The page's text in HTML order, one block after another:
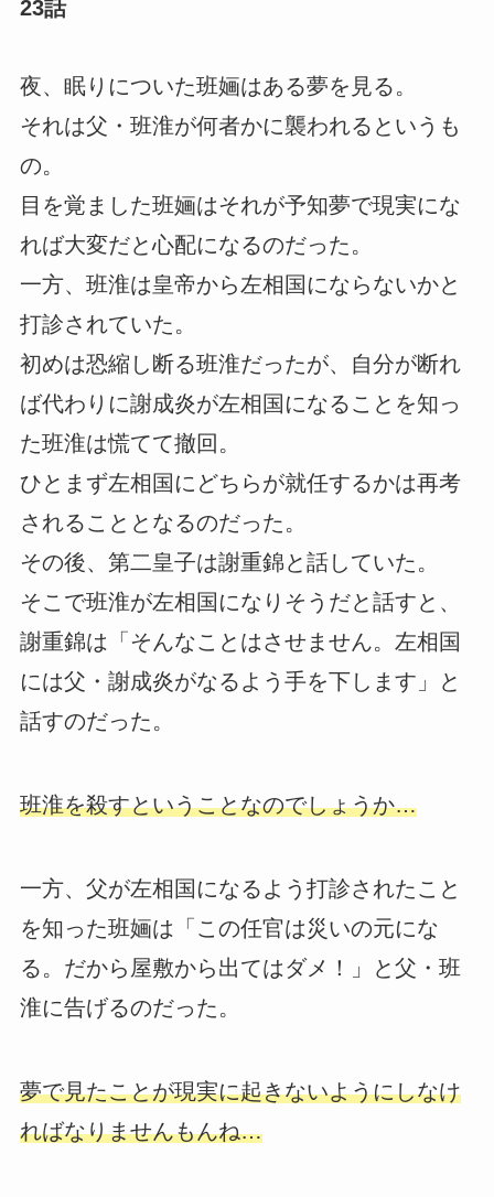
23話
夜、眠りについた班婳はある夢を見る。
それは父・班淮が何者かに襲われるというも
の。
目を覚ました班婳はそれが予知夢で現実にな
れば大変だと心配になるのだった。
一方、班淮は皇帝から左相国にならないかと
打診されていた。
初めは恐縮し断る班淮だったが、自分が断れ
ば代わりに謝成炎が左相国になることを知っ
た班淮は慌てて撤回。
ひとまず左相国にどちらが就任するかは再考
されることとなるのだった。
その後、第二皇子は謝重錦と話していた。
そこで班淮が左相国になりそうだと話すと、
謝重錦は「そんなことはさせません。左相国
には父・謝成炎がなるよう手を下します」と
話すのだった。
班淮を殺すということなのでしょうか…
一方、父が左相国になるよう打診されたこと
を知った班婳は「この任官は災いの元にな
る。だから屋敷から出てはダメ！」と父・班
淮に告げるのだった。
夢で見たことが現実に起きないようにしなけ
ればなりませんもんね…